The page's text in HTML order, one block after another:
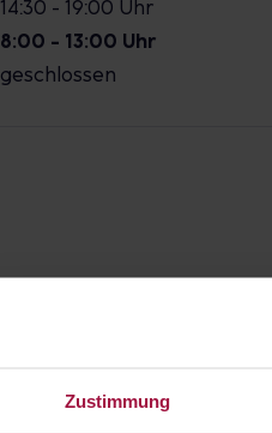
Zustimmung
14:30 - 19:00 Uhr
8:00 - 13:00 Uhr
geschlossen